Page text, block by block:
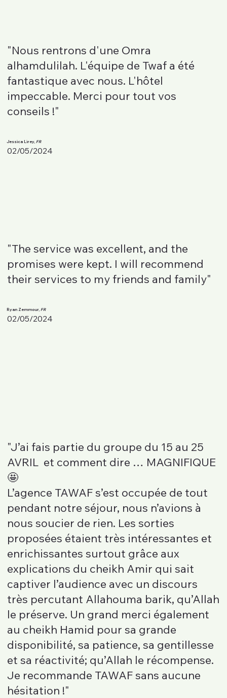
"Nous rentrons d'une Omra
alhamdulilah. L'équipe de Twaf a été
fantastique avec nous. L'hôtel
impeccable. Merci pour tout vos
conseils !"
Jessica Lirey, FR
02/05/2024
"The service was excellent, and the
promises were kept. I will recommend
their services to my friends and family"
Ryan Zemmour, FR
02/05/2024
"J’ai fais partie du groupe du 15 au 25
AVRIL et comment dire … MAGNIFIQUE
🤩
L’agence TAWAF s’est occupée de tout
pendant notre séjour, nous n’avions à
nous soucier de rien. Les sorties
proposées étaient très intéressantes et
enrichissantes surtout grâce aux
explications du cheikh Amir qui sait
captiver l’audience avec un discours
très percutant Allahouma barik, qu’Allah
le préserve. Un grand merci également
au cheikh Hamid pour sa grande
disponibilité, sa patience, sa gentillesse
et sa réactivité; qu’Allah le récompense.
Je recommande TAWAF sans aucune
hésitation !"